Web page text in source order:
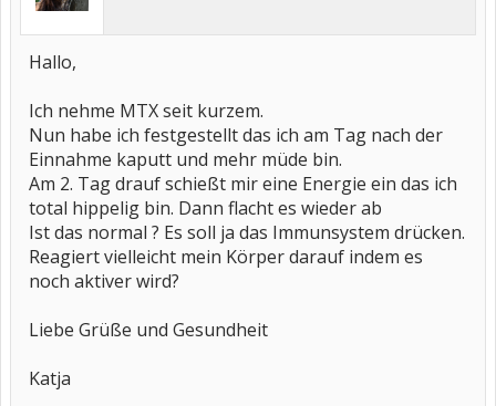
Hallo,
Ich nehme MTX seit kurzem.
Nun habe ich festgestellt das ich am Tag nach der
Einnahme kaputt und mehr müde bin.
Am 2. Tag drauf schießt mir eine Energie ein das ich
total hippelig bin. Dann flacht es wieder ab
Ist das normal ? Es soll ja das Immunsystem drücken.
Reagiert vielleicht mein Körper darauf indem es
noch aktiver wird?
Liebe Grüße und Gesundheit
Katja